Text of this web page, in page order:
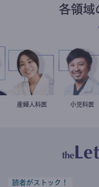
各領域
稲葉可奈子
産婦人科医 今西洋
小児科
読者がストック！